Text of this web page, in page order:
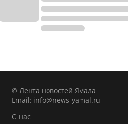
© Лента новостей Ямала
Email: info@news-yamal.ru
О нас